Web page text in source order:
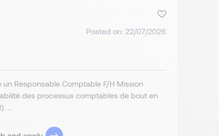
Posted on: 22/07/2026
Responsable Comptable F/H Mission
des processus comptables de bout en